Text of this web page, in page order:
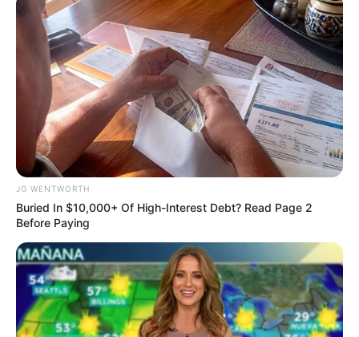
This Trick Will Give You An Erection At Any Age
4x Stronger Than Viagra! This To Perform Better
MEDVI
JG WENTWORTH
Buried In $10,000+ Of High-Interest Debt? Read Page 2
Before Paying